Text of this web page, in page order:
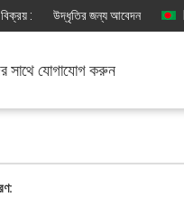
বিক্রয় : উদ্ধৃতির জন্য আবেদন
সাথে যোগাযোগ করুন